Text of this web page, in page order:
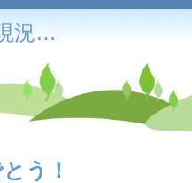
況…
う！